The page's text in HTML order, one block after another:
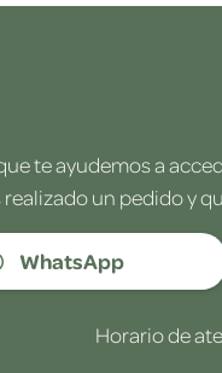
te ayudemos a
realizado un pedido y
WhatsApp
Horario de